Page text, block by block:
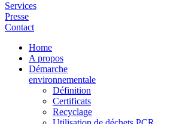
Services
Presse
Contact
Home
A propos
Démarche
environnementale
Définition
Certificats
Recyclage